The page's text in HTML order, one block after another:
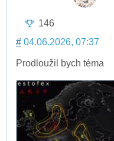
146
# 04.06.2026, 07:37
Prodloužil bych téma